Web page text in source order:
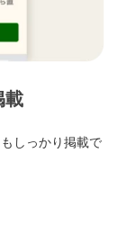
載
しっかり掲載で